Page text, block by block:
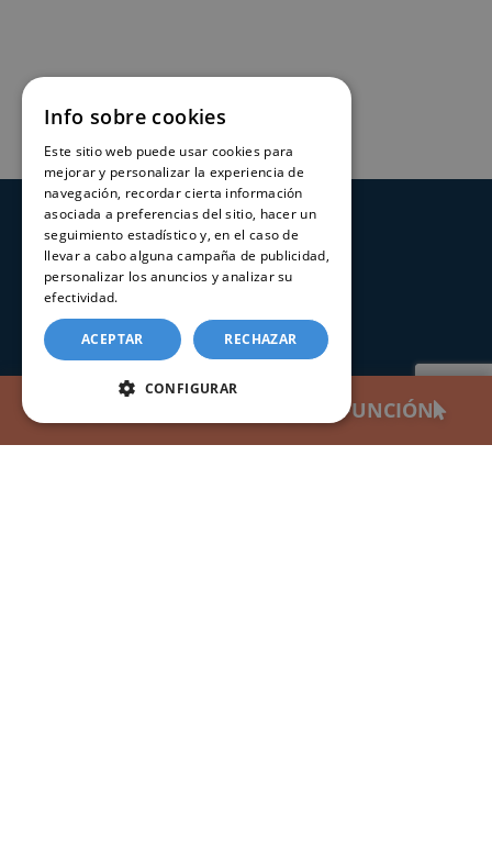
SOLICITAR CERTIFICADO DE DEFUNCIÓN
SERVICIOS
Registros Civiles España
Nuestro servicio
Contacte con nosotros
Consultar estado de un trámite
CERTIFICADOS
Info sobre cookies
Este sitio web puede usar cookies para
mejorar y personalizar la experiencia de
navegación, recordar cierta información
asociada a preferencias del sitio, hacer un
seguimiento estadístico y, en el caso de
llevar a cabo alguna campaña de publicidad,
personalizar los anuncios y analizar su
efectividad.
ACEPTAR RECHAZAR
CONFIGURAR